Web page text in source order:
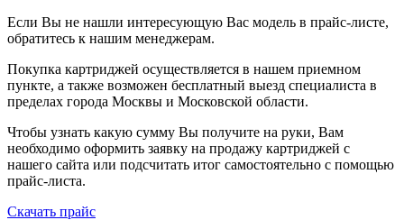
Если Вы не нашли интересующую Вас модель в прайс-листе,
обратитесь к нашим менеджерам.
Покупка картриджей осуществляется в нашем приемном
пункте, а также возможен бесплатный выезд специалиста в
пределах города Москвы и Московской области.
Чтобы узнать какую сумму Вы получите на руки, Вам
необходимо оформить заявку на продажу картриджей с
нашего сайта или подсчитать итог самостоятельно с помощью
прайс-листа.
Скачать прайс